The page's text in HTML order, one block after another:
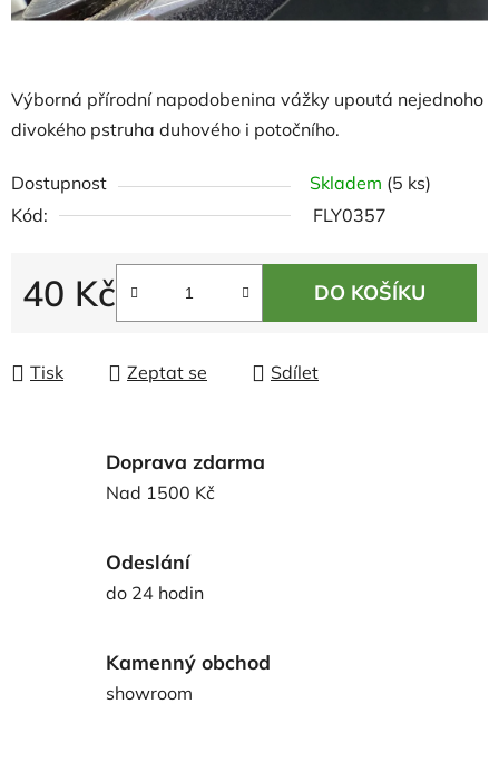
Výborná přírodní napodobenina vážky upoutá nejednoho
divokého pstruha duhového i potočního.
Dostupnost Skladem (5 ks)
Kód:
FLY0357
40 Kč
Měrná cena:
DO KOŠÍKU
Tisk Zeptat se Sdílet
Doprava zdarma
Nad 1500 Kč
Odeslání
do 24 hodin
Kamenný obchod
showroom